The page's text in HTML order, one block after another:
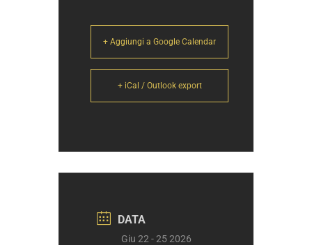
+ Aggiungi a Google Calendar
+ iCal / Outlook export
DATA
Giu 22 - 25 2026